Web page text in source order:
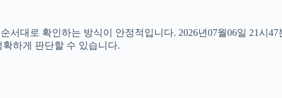
서대로 확인하는 방식이 안정적입니다. 2026년07월06일 21시
하게 판단할 수 있습니다.